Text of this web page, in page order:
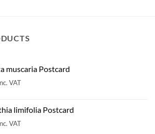
muscaria Postcard
VAT
limifolia Postcard
VAT